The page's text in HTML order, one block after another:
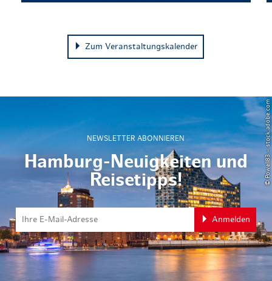
Zum Veranstaltungskalender
NEWSLETTER ABONNIEREN
Hamburg-Neuigkeiten und
Reisetipps!
Anmelden
© Powell83 – stock.adobe.com